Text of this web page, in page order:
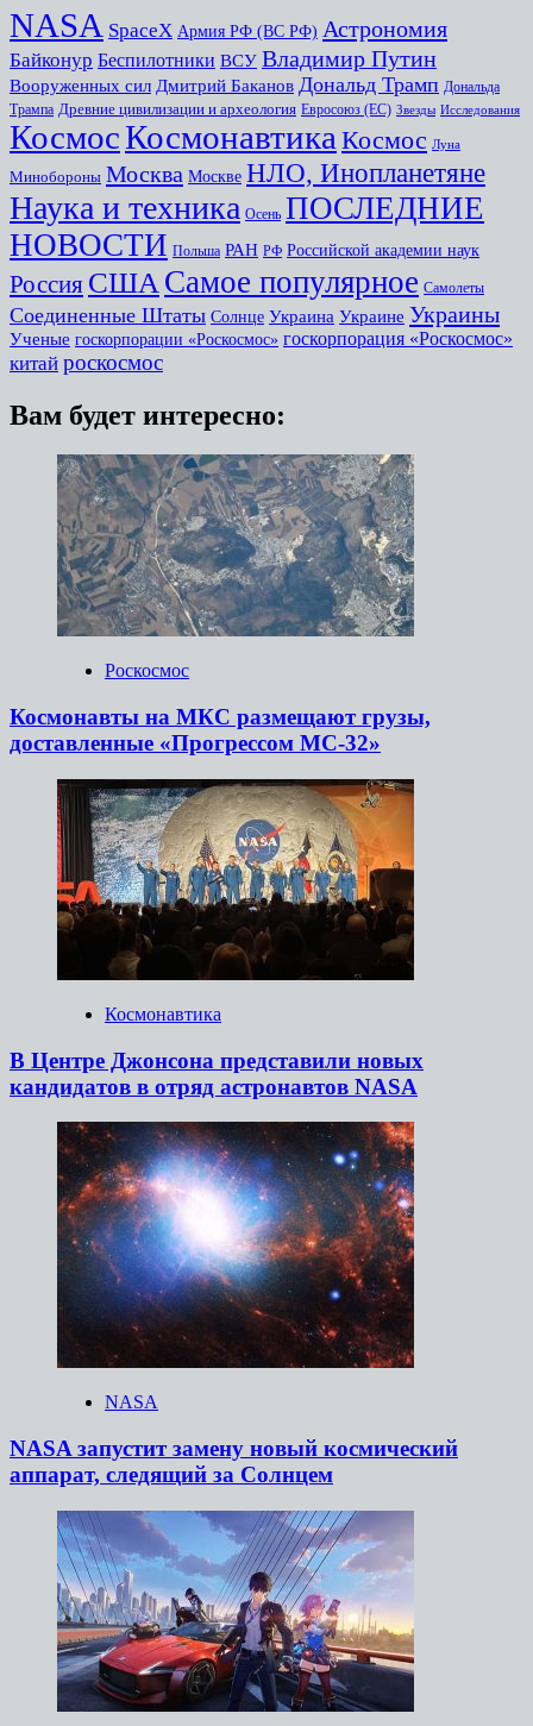
NASA SpaceX Армия РФ (ВС РФ) Астрономия
Байконур Беспилотники ВСУ Владимир Путин
Вооруженных сил Дмитрий Баканов Дональд Трамп Дональда
Трампа Древние цивилизации и археология Евросоюз (ЕС) Звезды Исследования
КосмоcКосмонавтика Космос Луна
Минобороны Москва Москве НЛО, Инопланетяне
Наука и техника Осень ПОСЛЕДНИЕ
НОВОСТИ Польша РАН РФ Российской академии наук
Россия США Самое популярное Самолеты
Соединенные Штаты Солнце Украина Украине Украины
Ученые госкорпорации «Роскосмос» госкорпорация «Роскосмос»
китай роскосмос
Вам будет интересно:
Роскосмос
Космонавты на МКС размещают грузы,
доставленные «Прогрессом МС-32»
Космонавтика
В Центре Джонсона представили новых
кандидатов в отряд астронавтов NASA
NASA
NASA запустит замену новый космический
аппарат, следящий за Солнцем